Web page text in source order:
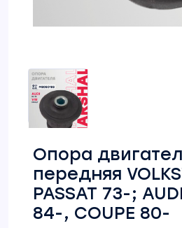
Опора
передняя
PASSAT 73-;
84-, COUPE 80-